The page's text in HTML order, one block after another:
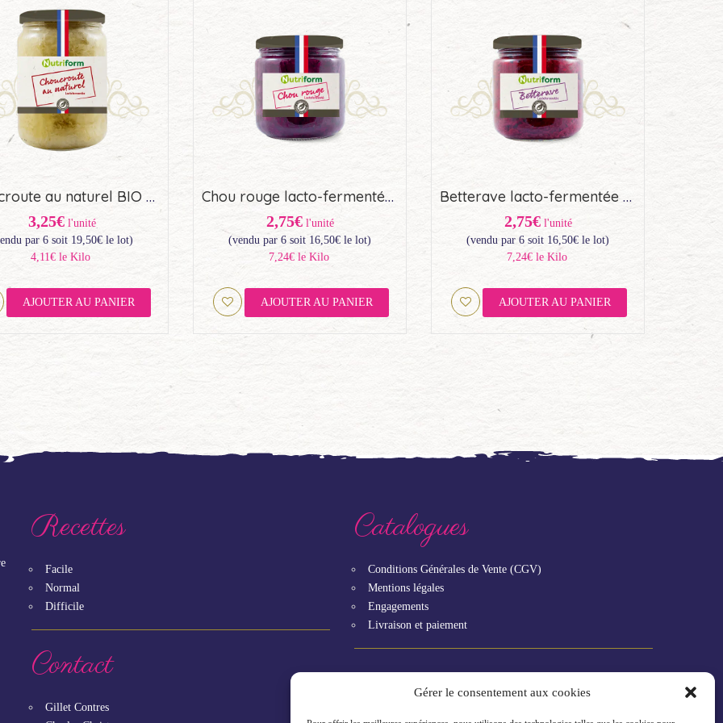
Gérer le consentement aux cookies
Choucroute au naturel BIO Nutriform – Origine France (85cl)
3,25€ l'unité
par 6 soit 19,50€le lot)
4,11€ le Kilo
AJOUTER AU PANIER
Chou rouge lacto-fermenté BIO Nutriform – Origine France (44,6cl)
2,75€ l'unité
(vendu par 6 soit 16,50€le lot)
7,24€ le Kilo
AJOUTER AU PANIER
Betterave lacto-fermentée BIO Nutriform – Origine France (44,6cl)
2,75€ l'unité
(vendu par 6 soit 16,50€le lot)
7,24€ le Kilo
AJOUTER AU PANIER
Recettes
Facile
Normal
Difficile
Contact
Gillet Contres
Catalogues
Conditions Générales de Vente (CGV)
Mentions légales
Engagements
Livraison et paiement
Vous êtes un professionnel ?